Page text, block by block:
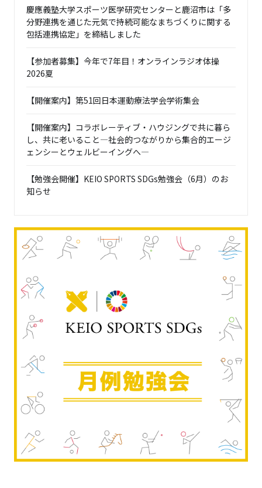
慶應義塾大学スポーツ医学研究センターと鹿沼市は「多
分野連携を通じた元気で持続可能なまちづくりに関する
包括連携協定」を締結しました
【参加者募集】今年で7年目！オンラインラジオ体操
2026夏
【開催案内】第51回日本運動療法学会学術集会
【開催案内】コラボレーティブ・ハウジングで共に暮ら
し、共に老いること―社会的つながりから集合的エージ
ェンシーとウェルビーイングへ―
【勉強会開催】KEIO SPORTS SDGs勉強会（6月）のお
知らせ